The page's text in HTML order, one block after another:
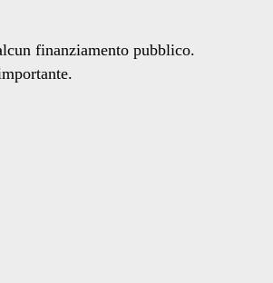
finanziamento pubblico.